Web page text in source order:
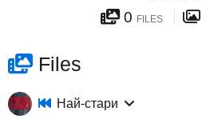
0 FILES
Files
Най-стари